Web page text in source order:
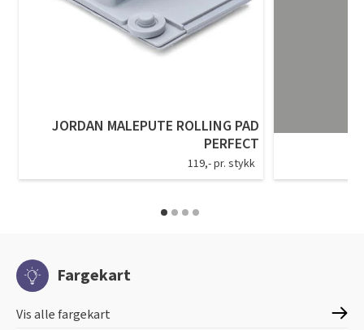
JORDAN MALEPUTE ROLLING PAD
PERFECT
119,- pr. stykk
Fargekart
Vis alle fargekart